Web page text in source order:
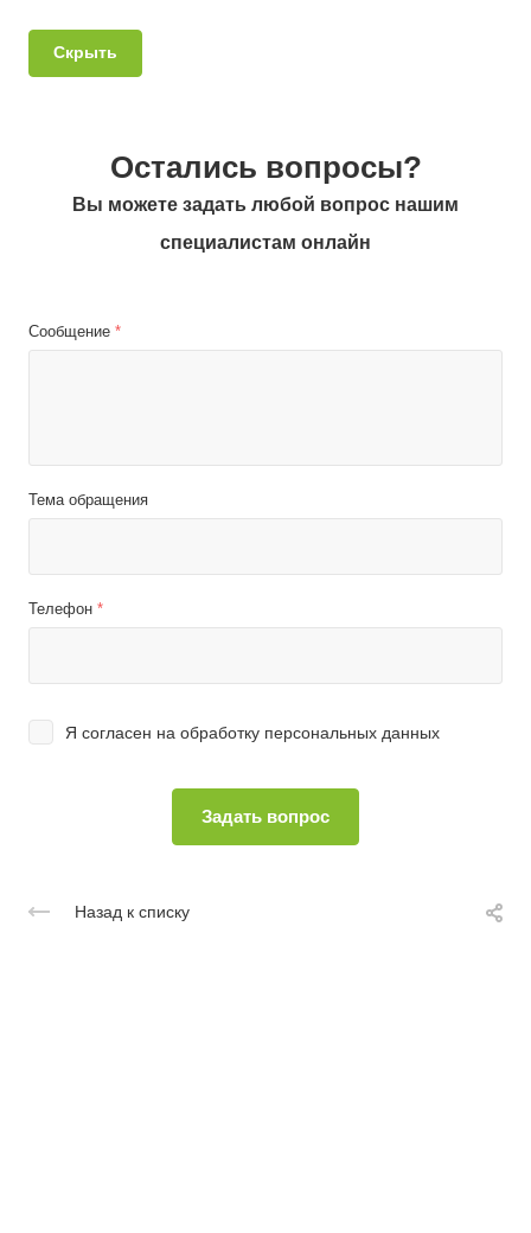
Скрыть
Остались вопросы?
Вы можете задать любой вопрос нашим
специалистам онлайн
Сообщение *
Тема обращения
Телефон *
Я согласен на обработку персональных данных
Назад к списку